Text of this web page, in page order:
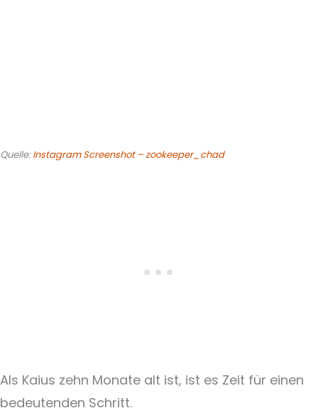
Quelle:Instagram Screenshot – zookeeper_chad
Als Kaius zehn Monate alt ist, ist es Zeit für einen
bedeutenden Schritt.